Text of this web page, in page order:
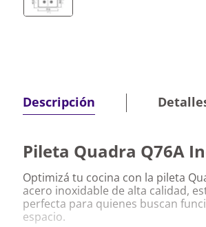
Descripción
Pileta Quadra Q76A
Optimizá tu cocina con la pileta
acero inoxidable de alta calidad,
perfecta para quienes buscan
espacio.